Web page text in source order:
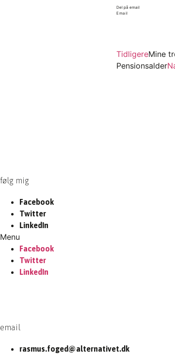
Del på email
Email
TidligereMine
Pensionsalder
følg mig
Facebook
Twitter
LinkedIn
Menu
Facebook
Twitter
LinkedIn
email
rasmus.foged@alternativet.dk